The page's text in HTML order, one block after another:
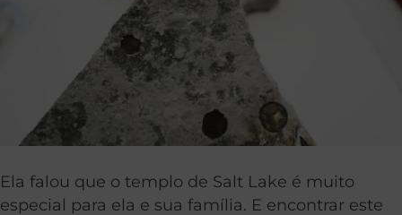
Ela falou que o templo de Salt Lake é muito
especial para ela e sua família. E encontrar este